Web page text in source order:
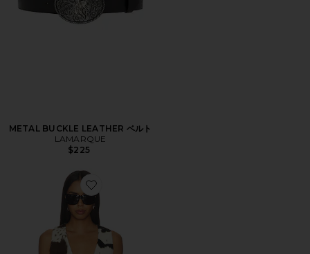
METAL BUCKLE LEATHER ベルト
LAMARQUE
$225
Favorite PINTA ベスト